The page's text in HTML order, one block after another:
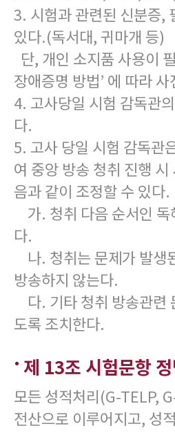
3. 시험과 관련된 신분증,
있다.(독서대, 귀마개 등)
단, 개인 소지품 사용이
장애증명 방법’ 에 따라
4. 고사당일 시험 감독관
다.
5. 고사 당일 시험 감독관
여 중앙 방송 청취 진행
음과 같이 조정할 수 있다.
가. 청취 다음 순서인
다.
나. 청취는 문제가 발생
방송하지 않는다.
다. 기타 청취 방송관련
도록 조치한다.
제 13조 시험문항
모든 성적처리(G-TELP,
전산으로 이루어지고, 성